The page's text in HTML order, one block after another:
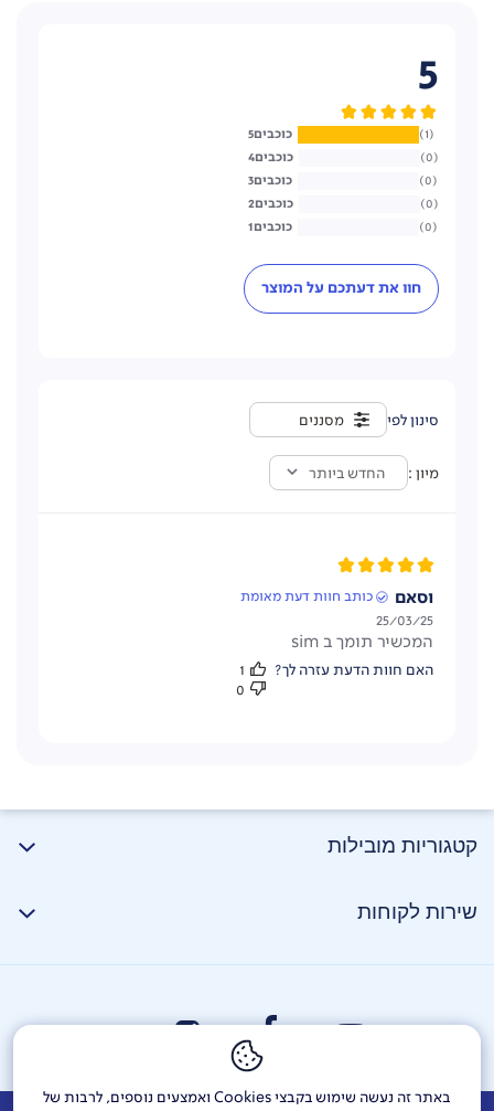
באתר זה נעשה שימוש בקבצי Cookies ואמצעים נוספים, לרבות של
5
5 1
4 0
3 0
2 0
1 0
חוו את דעתכם על המוצר
מסננים
מיון החדש ביותר
וסאם כותב חוות דעת מאומת
המכשיר תומך ב sim
תאריך
פרסום
25/03/25
האם חוות הדעת עזרה לך?
1
0
קטגוריות מובילות
שירות לקוחות